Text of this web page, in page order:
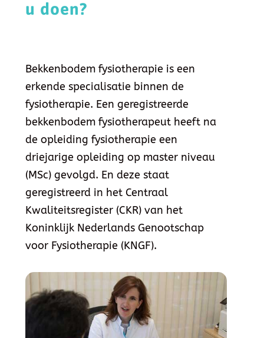
u doen?
Bekkenbodem fysiotherapie is een
erkende specialisatie binnen de
fysiotherapie. Een geregistreerde
bekkenbodem fysiotherapeut heeft na
de opleiding fysiotherapie een
driejarige opleiding op master niveau
(MSc) gevolgd. En deze staat
geregistreerd in het Centraal
Kwaliteitsregister (CKR) van het
Koninklijk Nederlands Genootschap
voor Fysiotherapie (KNGF).